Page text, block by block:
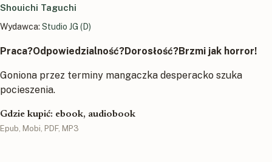
Shouichi Taguchi
Wydawca: Studio JG (D)
Praca?Odpowiedzialność?Dorosłość?Brzmi jak horror!
Goniona przez terminy mangaczka desperacko szuka
pocieszenia.
Gdzie kupić: ebook, audiobook
Epub, Mobi, PDF, MP3